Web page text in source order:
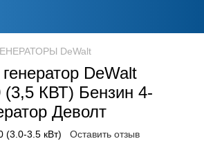
DeWalt
DeWalt
(3,5 КВТ) Бензин 4-
Деволт
(3.0-3.5 кВт) Оставить отзыв